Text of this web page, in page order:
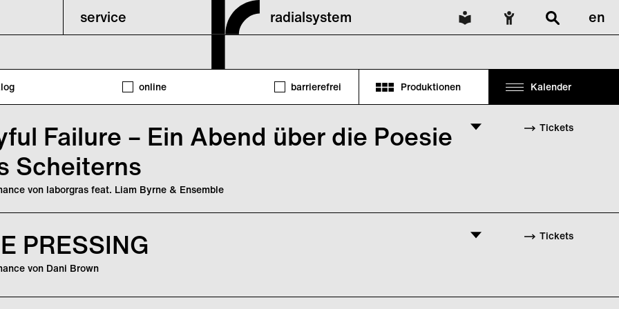
service radialsystem
en
online barrierefrei Produktionen Kalender
Failure – Ein Abend über die Poesie
Scheiterns
von laborgras feat. Liam Byrne & Ensemble
Tickets
failed. No matter. Try again. Fail again. Fail better.“ begreift „Joyful Failure“ von laborgras das
als Bewegung selbst – als fortlaufenden Prozess, der Möglichkeiten eröffnet.
PRESSING
von Dani Brown
Tickets